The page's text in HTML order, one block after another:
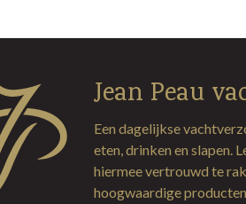
Jean Peau
Een dagelijkse
eten, drinken en slapen.
hiermee vertrouwd te
hoogwaardige